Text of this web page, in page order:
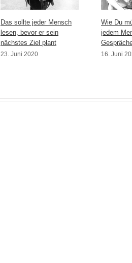
Das sollte jeder Mensch
lesen, bevor er sein
nächstes Ziel plant
23. Juni 2020
Wie Du
jedem
16. Juni